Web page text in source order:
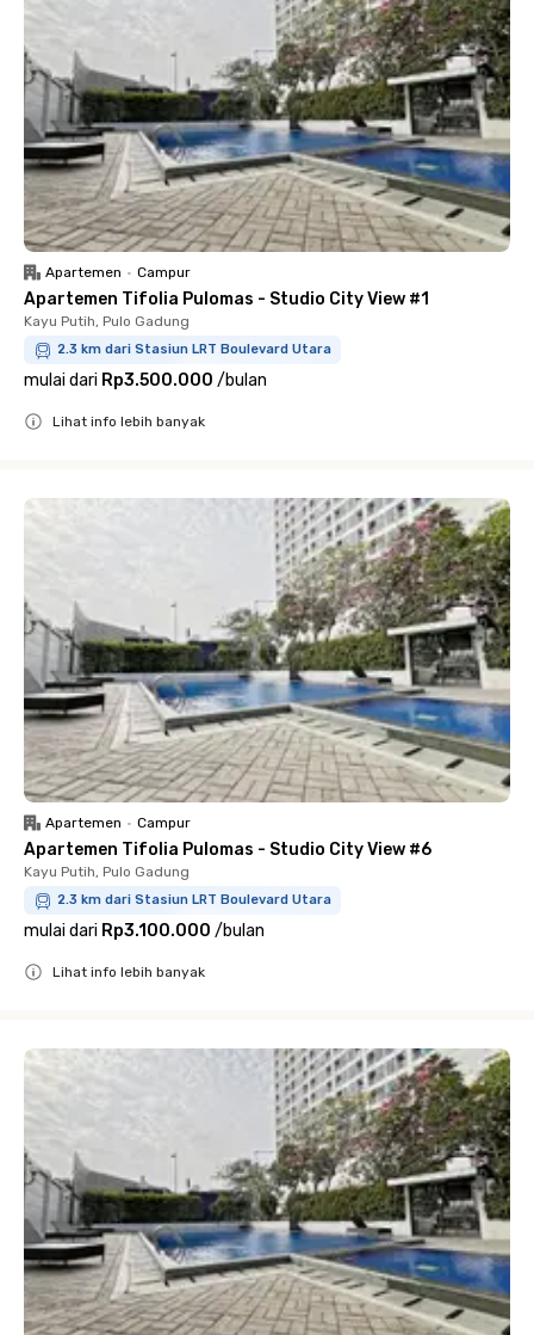
Apartemen • Campur
Apartemen Tifolia Pulomas - Studio City View #1
Kayu Putih, Pulo Gadung
2.3 km dari Stasiun LRT Boulevard Utara
mulai dari Rp3.500.000 /bulan
Lihat info lebih banyak
Apartemen • Campur
Apartemen Tifolia Pulomas - Studio City View #6
Kayu Putih, Pulo Gadung
2.3 km dari Stasiun LRT Boulevard Utara
mulai dari Rp3.100.000 /bulan
Lihat info lebih banyak